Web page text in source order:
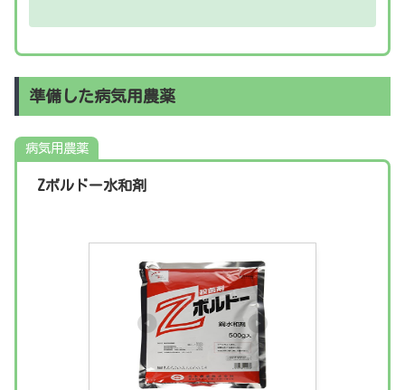
準備した病気用農薬
病気用農薬
Zボルドー水和剤